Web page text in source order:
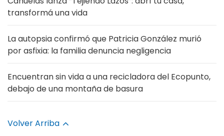
transformá una vida
La autopsia confirmó que Patricia González murió
por asfixia: la familia denuncia negligencia
Encuentran sin vida a una recicladora del Ecopunto,
debajo de una montaña de basura
Volver Arriba